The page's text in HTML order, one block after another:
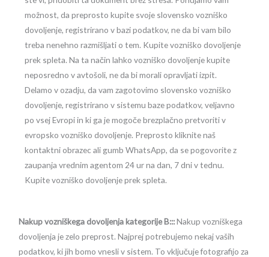
možnost, da preprosto kupite svoje slovensko vozniško
dovoljenje, registrirano v bazi podatkov, ne da bi vam bilo
treba nenehno razmišljati o tem. Kupite vozniško dovoljenje
prek spleta. Na ta način lahko vozniško dovoljenje kupite
neposredno v avtošoli, ne da bi morali opravljati izpit.
Delamo v ozadju, da vam zagotovimo slovensko vozniško
dovoljenje, registrirano v sistemu baze podatkov, veljavno
po vsej Evropi in ki ga je mogoče brezplačno pretvoriti v
evropsko vozniško dovoljenje. Preprosto kliknite naš
kontaktni obrazec ali gumb WhatsApp, da se pogovorite z
zaupanja vrednim agentom 24 ur na dan, 7 dni v tednu.
Kupite vozniško dovoljenje prek spleta.
Nakup vozniškega dovoljenja kategorije B:::Nakup vozniškega
dovoljenja je zelo preprost. Najprej potrebujemo nekaj vaših
podatkov, ki jih bomo vnesli v sistem. To vključuje fotografijo za